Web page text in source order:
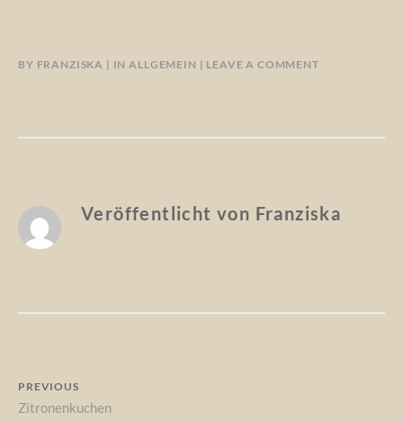
BY FRANZISKA INALLGEMEIN LEAVE A COMMENT
Veröffentlicht von Franziska
Beitragsnavigation
PREVIOUS
Previous
Zitronenkuchen